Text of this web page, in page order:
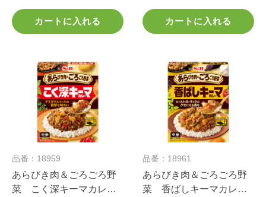
カートに入れる カートに入れる
品番：18959
あらびき肉＆ごろごろ野
菜 こく深キーマカレ
品番：18961
あらびき肉＆ごろごろ野
菜 香ばしキーマカレ